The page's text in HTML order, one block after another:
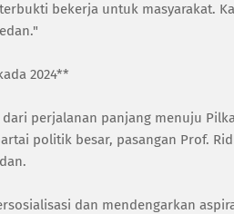
bekerja untuk masyarakat.
2024**
perjalanan panjang menuju
politik besar, pasangan Prof.
dan mendengarkan